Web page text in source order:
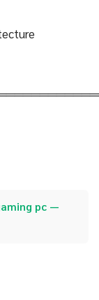
pc —